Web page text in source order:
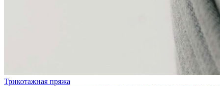
Трикотажная пряжа